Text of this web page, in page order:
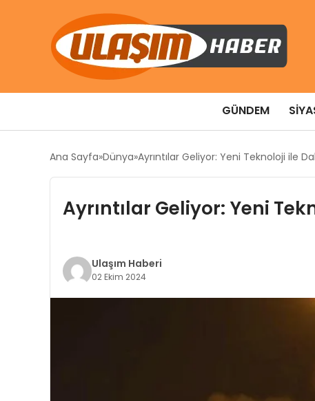
GÜNDEM
Ana Sayfa Dünya Ayrıntılar Geliyor: Yeni Teknoloji ile
Ayrıntılar Geliyor: Yeni
Ulaşım Haberi
02 Ekim 2024